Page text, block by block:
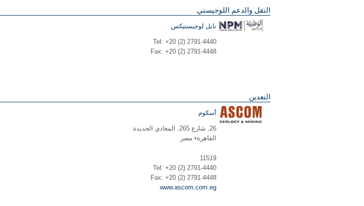
النقل والدعم اللوجيستي
نايل لوجيستيكس
Tel: +20 (2) 2791-4440
Fax: +20 (2) 2791-4448
التعدين
أسكوم
26, شارع 265, المعادي الجديدة
القاهرة• مصر
11519
Tel: +20 (2) 2791-4440
Fax: +20 (2) 2791-4448
www.ascom.com.eg